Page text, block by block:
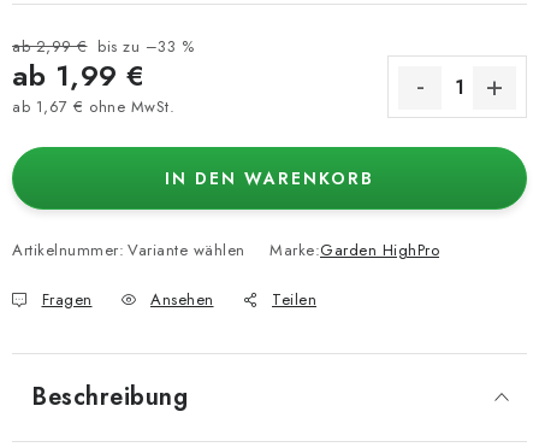
ab 2,99 € bis zu –33 %
ab 1,99 €
ab 1,67 € ohne MwSt.
IN DEN WARENKORB
Artikelnummer: Variante wählen Marke:Garden HighPro
Fragen Ansehen Teilen
Beschreibung